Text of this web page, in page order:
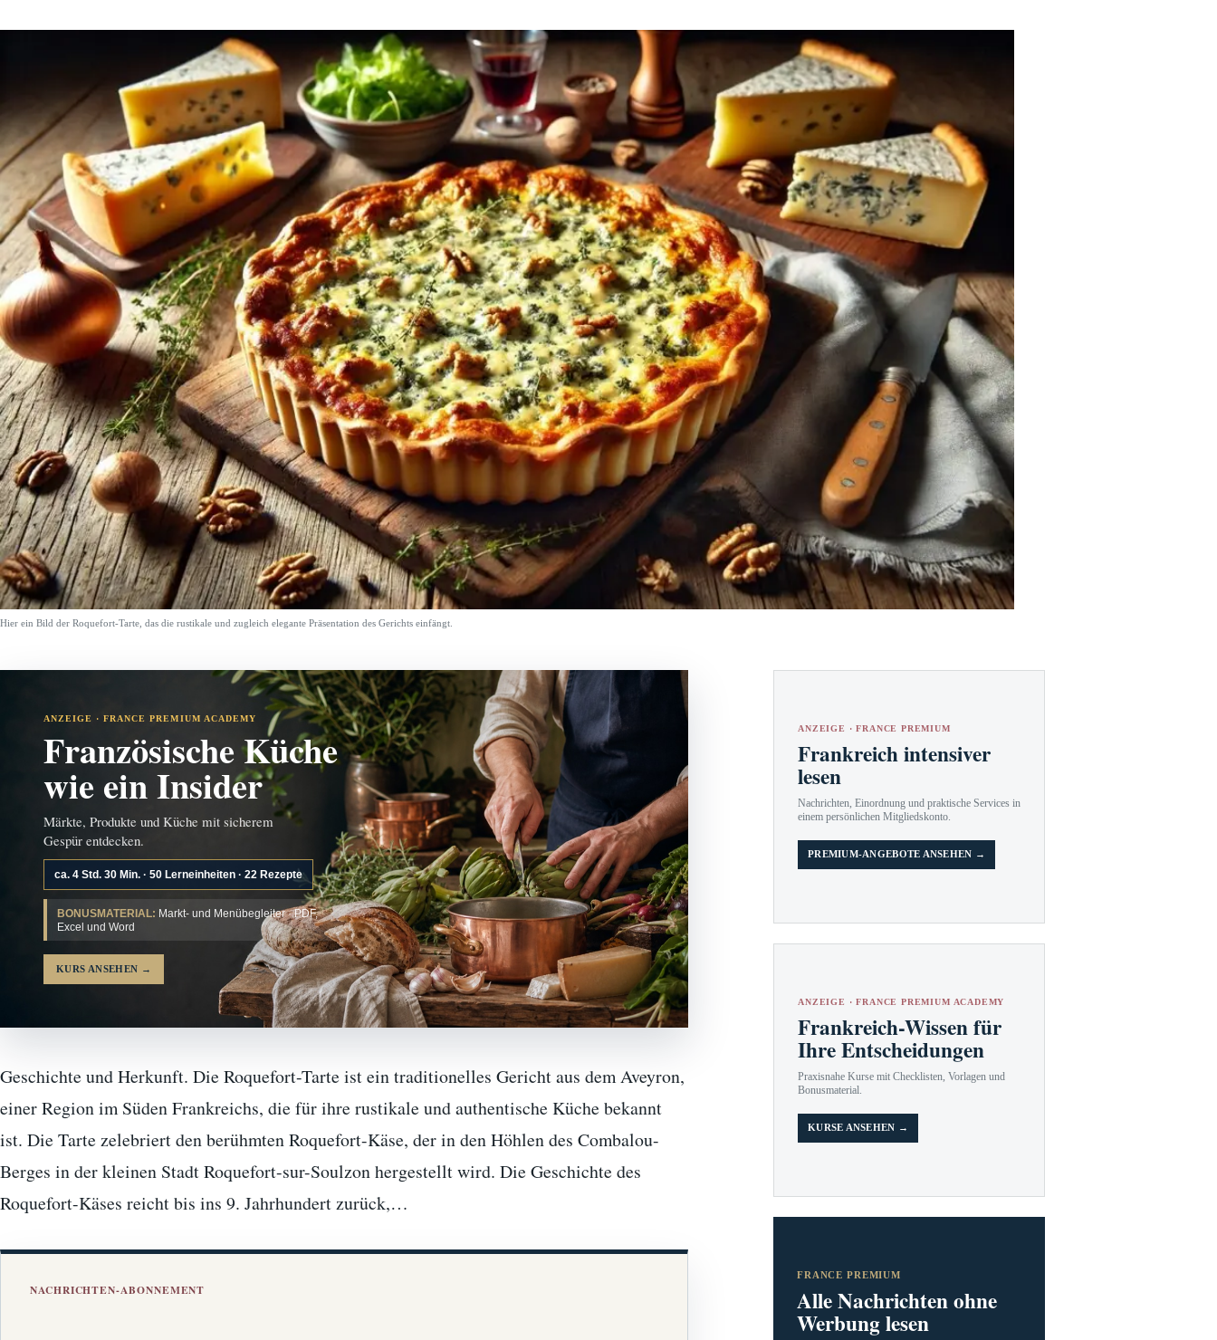
Hier ein Bild der Roquefort-Tarte, das die rustikale und zugleich elegante Präsentation des Gerichts einfängt.
ANZEIGE · FRANCE PREMIUM ACADEMY
Französische Küche
wie ein Insider
Märkte, Produkte und Küche mit sicherem
Gespür entdecken.
ca. 4 Std. 30 Min. · 50 Lerneinheiten · 22 Rezepte
BONUSMATERIAL: Markt- und Menübegleiter · PDF,
Excel und Word
KURS ANSEHEN →
Geschichte und Herkunft. Die Roquefort-Tarte ist ein traditionelles Gericht aus dem Aveyron,
einer Region im Süden Frankreichs, die für ihre rustikale und authentische Küche bekannt
ist. Die Tarte zelebriert den berühmten Roquefort-Käse, der in den Höhlen des Combalou-
Berges in der kleinen Stadt Roquefort-sur-Soulzon hergestellt wird. Die Geschichte des
Roquefort-Käses reicht bis ins 9. Jahrhundert zurück,…
NACHRICHTEN-ABONNEMENT
ANZEIGE · FRANCE PREMIUM
Frankreich intensiver
lesen
Nachrichten, Einordnung und praktische Services in
einem persönlichen Mitgliedskonto.
PREMIUM-ANGEBOTE ANSEHEN →
ANZEIGE · FRANCE PREMIUM ACADEMY
Frankreich-Wissen für
Ihre Entscheidungen
Praxisnahe Kurse mit Checklisten, Vorlagen und
Bonusmaterial.
KURSE ANSEHEN →
FRANCE PREMIUM
Alle Nachrichten ohne
Werbung lesen